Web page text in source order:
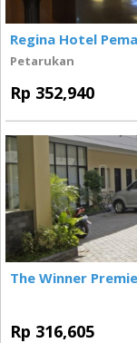
Regina Hotel
Petarukan
Rp 352,940
The Winner
Rp 316,605